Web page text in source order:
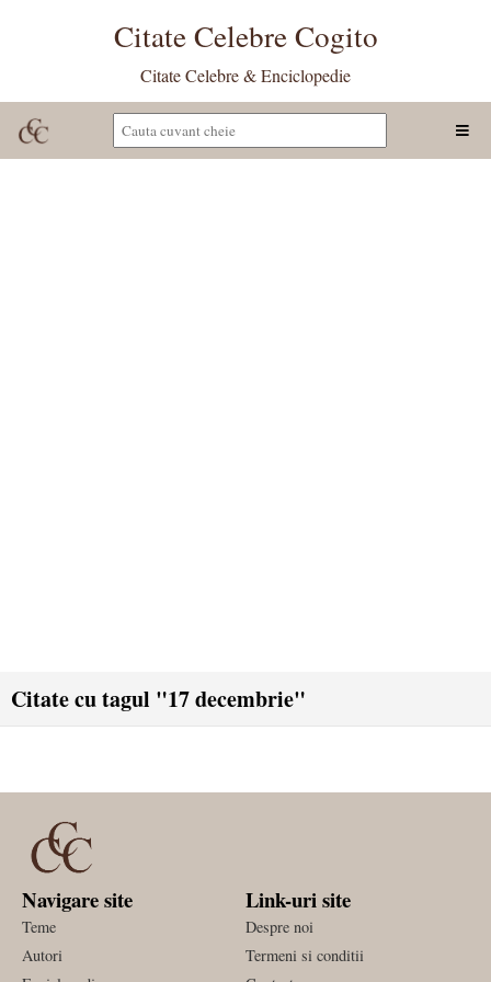
Citate Celebre Cogito
Citate Celebre & Enciclopedie
Citate cu tagul "17 decembrie"
Navigare site
Teme
Autori
Link-uri site
Despre noi
Termeni si conditii